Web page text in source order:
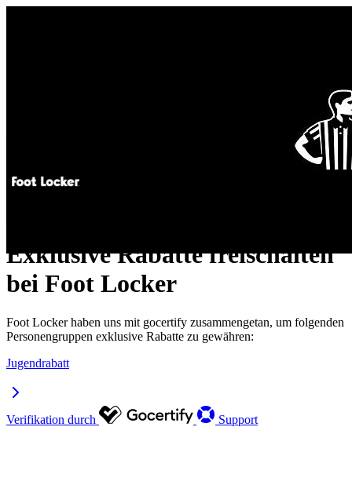
Exklusive Rabatte freischalten
bei Foot Locker
Foot Locker haben uns mit gocertify zusammengetan, um folgenden
Personengruppen exklusive Rabatte zu gewähren:
Jugendrabatt
Verifikation durch Support